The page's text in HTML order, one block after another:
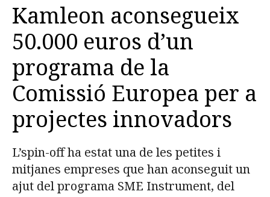
DOCÈNCIA
INSTITUCIÓ
VIDA AL CAMPUS
COMUNITAT URV
REPORTATGES
Més categories
Kamleon aconsegueix
50.000 euros d’un
programa de la
Comissió Europea per a
projectes innovadors
L’spin-off ha estat una de les petites i
mitjanes empreses que han aconseguit un
ajut del programa SME Instrument, del